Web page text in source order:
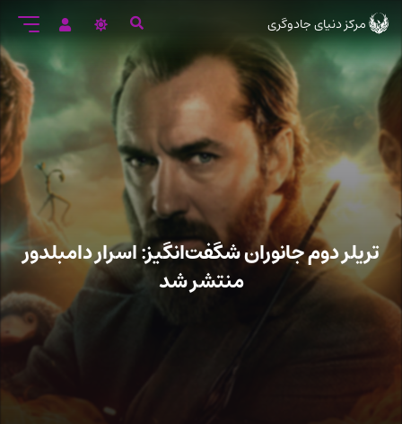
ورود
به
متن
اصلی
مرکز دنیای جادوگری
تریلر دوم جانوران شگفت‌انگیز: اسرار دامبلدور
منتشر شد